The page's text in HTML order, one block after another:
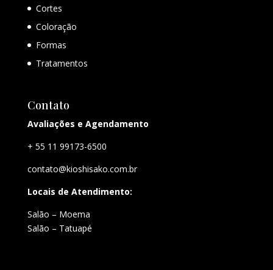
Cortes
Coloração
Formas
Tratamentos
Contato
Avaliações e Agendamento
+ 55 11 99173-6500
contato@kioshisako.com.br
Locais de Atendimento:
Salão – Moema
Salão – Tatuapé